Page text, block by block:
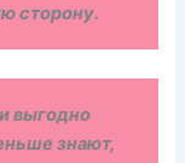
сторону.
выгодно
знают,